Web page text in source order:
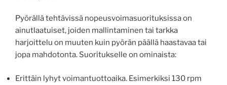
Pyörällä tehtävissä nopeusvoimasuorituksissa on
ainutlaatuiset, joiden mallintaminen tai tarkka
harjoittelu on muuten kuin pyörän päällä haastavaa tai
jopa mahdotonta. Suoritukselle on ominaista:
Erittäin lyhyt voimantuottoaika. Esimerkiksi 130 rpm